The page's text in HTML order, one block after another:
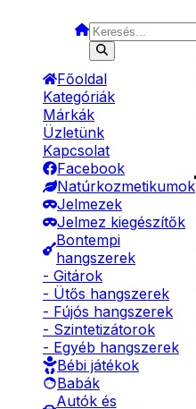
Főoldal
Kategóriák
Márkák
Üzletünk
Kapcsolat
Facebook
Natúrkozmetikumok
Jelmezek
Jelmez kiegészítők
Bontempi
hangszerek
- Gitárok
- Ütős hangszerek
- Fújós hangszerek
- Szintetizátorok
- Egyéb hangszerek
Bébi játékok
Babák
Autók és